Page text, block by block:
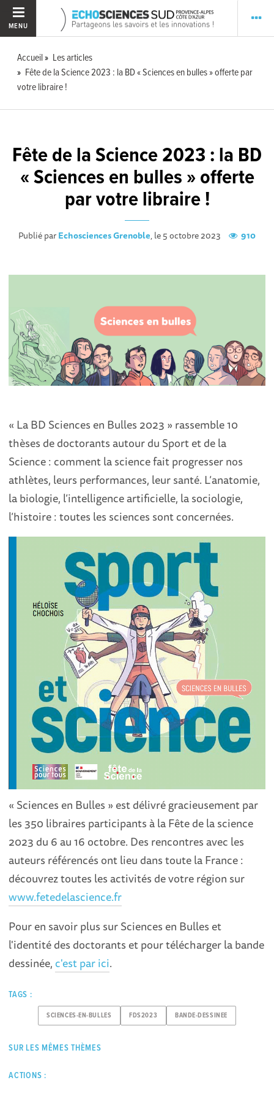
MENU
Accueil
Les articles
Fête de la Science 2023 : la BD « Sciences en bulles » offerte par
votre libraire !
Fête de la Science 2023 : la BD
« Sciences en bulles » offerte
par votre libraire !
Publié parEchosciences Grenoble, le 5 octobre 2023 910
« La BD Sciences en Bulles 2023 » rassemble 10
thèses de doctorants autour du Sport et de la
Science : comment la science fait progresser nos
athlètes, leurs performances, leur santé. L’anatomie,
la biologie, l’intelligence artificielle, la sociologie,
l’histoire : toutes les sciences sont concernées.
« Sciences en Bulles » est délivré gracieusement par
les 350 libraires participants à la Fête de la science
2023 du 6 au 16 octobre. Des rencontres avec les
auteurs référencés ont lieu dans toute la France :
découvrez toutes les activités de votre région sur
www.fetedelascience.fr
Pour en savoir plus sur Sciences en Bulles et
l'identité des doctorants et pour télécharger la bande
dessinée, c'est par ici.
TAGS :
SCIENCES-EN-BULLES FDS2023 BANDE-DESSINEE
SUR LES MÊMES THÈMES
ACTIONS :